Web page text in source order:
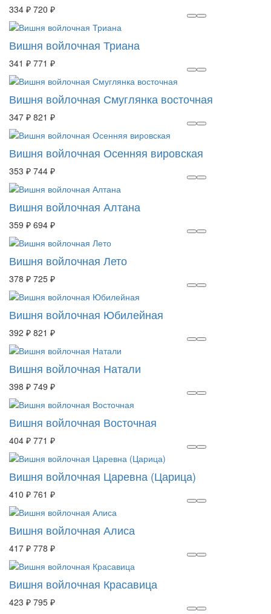
334 ₽ 720 ₽
Вишня войлочная Триана
341 ₽ 771 ₽
Вишня войлочная Смуглянка восточная
347 ₽ 821 ₽
Вишня войлочная Осенняя вировская
353 ₽ 744 ₽
Вишня войлочная Алтана
359 ₽ 694 ₽
Вишня войлочная Лето
378 ₽ 725 ₽
Вишня войлочная Юбилейная
392 ₽ 821 ₽
Вишня войлочная Натали
398 ₽ 749 ₽
Вишня войлочная Восточная
404 ₽ 771 ₽
Вишня войлочная Царевна (Царица)
410 ₽ 761 ₽
Вишня войлочная Алиса
417 ₽ 778 ₽
Вишня войлочная Красавица
423 ₽ 795 ₽